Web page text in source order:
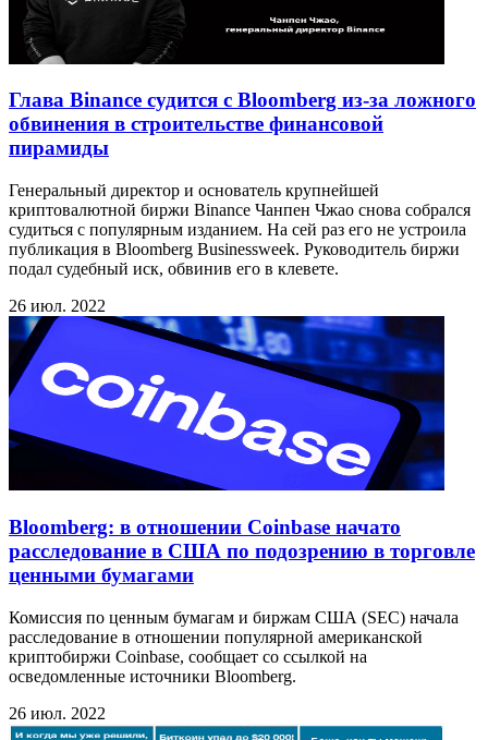
Глава Binance судится с Bloomberg из-за ложного
обвинения в строительстве финансовой
пирамиды
Генеральный директор и основатель крупнейшей
криптовалютной биржи Binance Чанпен Чжао снова собрался
судиться с популярным изданием. На сей раз его не устроила
публикация в Bloomberg Businessweek. Руководитель биржи
подал судебный иск, обвинив его в клевете.
26 июл. 2022
Bloomberg: в отношении Coinbase начато
расследование в США по подозрению в торговле
ценными бумагами
Комиссия по ценным бумагам и биржам США (SEC) начала
расследование в отношении популярной американской
криптобиржи Coinbase, сообщает со ссылкой на
осведомленные источники Bloomberg.
26 июл. 2022